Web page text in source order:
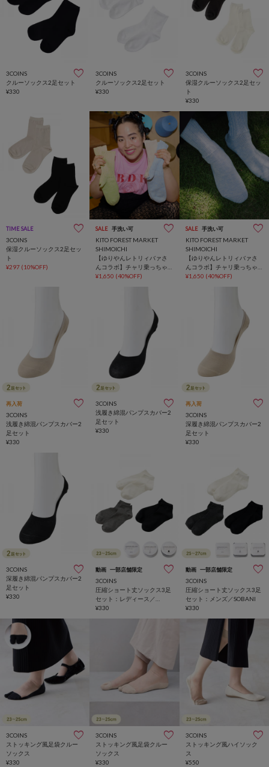
3COINS
クルーソックス2足セット
¥330
3COINS
クルーソックス2足セット
¥330
3COINS
保湿クルーソックス2足セッ
ト
¥330
TIME SALE
3COINS
保湿クルーソックス2足セッ
ト
¥297 (10%OFF)
SALE 手洗い可
KITO FOREST MARKET
SHIMOICHI
【ゆりやんレトリィバァさ
んコラボ】チャリ乗っちゃ
ってソックス
¥1,650 (40%OFF)
SALE 手洗い可
KITO FOREST MARKET
SHIMOICHI
【ゆりやんレトリィバァさ
んコラボ】チャリ乗っちゃ
ってソックス
¥1,650 (40%OFF)
再入荷
3COINS
浅履き綿混パンプスカバー2
足セット
¥330
3COINS
浅履き綿混パンプスカバー2
足セット
¥330
再入荷
3COINS
深履き綿混パンプスカバー2
足セット
¥330
3COINS
深履き綿混パンプスカバー2
足セット
¥330
動画 一部店舗限定
3COINS
圧縮ショート丈ソックス3足
セット：レディース／
SOBANI
¥330
動画 一部店舗限定
3COINS
圧縮ショート丈ソックス3足
セット：メンズ／SOBANI
¥330
3COINS
ストッキング風足袋クルー
ソックス
¥330
3COINS
ストッキング風足袋クルー
ソックス
¥330
3COINS
ストッキング風ハイソック
ス
¥550